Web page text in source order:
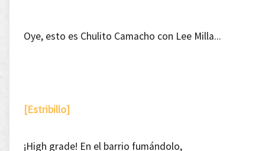
Oye, esto es Chulito Camacho con Lee Milla...
[Estribillo]
¡High grade! En el barrio fumándolo,